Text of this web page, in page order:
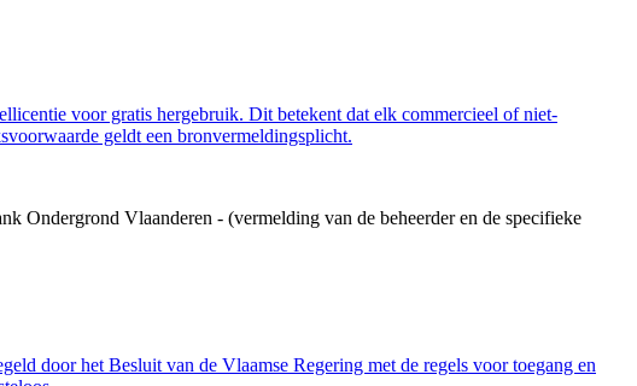
voor gratis hergebruik. Dit betekent dat elk commercieel of niet-
geldt een bronvermeldingsplicht.
Ondergrond Vlaanderen - (vermelding van de beheerder en de specifieke
door het Besluit van de Vlaamse Regering met de regels voor toegang en